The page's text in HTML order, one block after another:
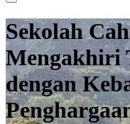
Sekolah
Mengakhiri
dengan